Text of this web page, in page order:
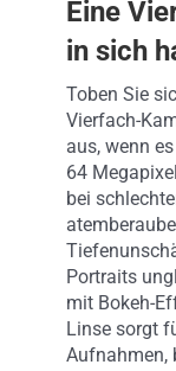
Eine
in sich
Toben Sie
Vierfach-
aus, wenn
64
bei
Portraits
mit Bokeh-
Linse sorgt
Aufnahmen,